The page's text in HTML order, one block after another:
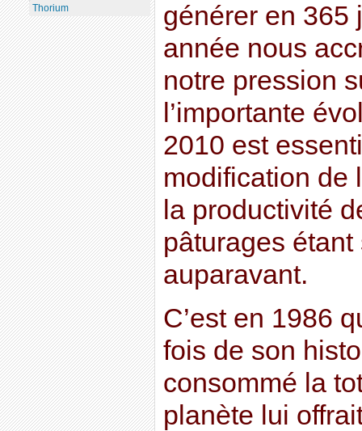
générer en 365
année nous
notre pression
l’importante
2010 est
modification de
la productivité
pâturages
auparavant.
C’est en 1986
fois de son
consommé la
planète lui
Thorium